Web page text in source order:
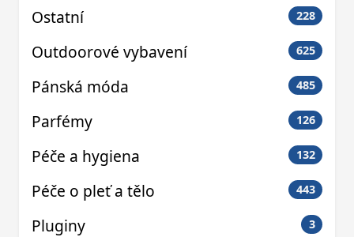
Ostatní 228
Outdoorové vybavení 625
Pánská móda 485
Parfémy 126
Péče a hygiena 132
Péče o pleť a tělo 443
Pluginy 3